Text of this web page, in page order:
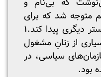
متوجه شد که برای
پیشبرد حرفه‌ی خود، باید بستر دیگری پیدا کند.۱
از زنانِ مشغول
سیاسی، در